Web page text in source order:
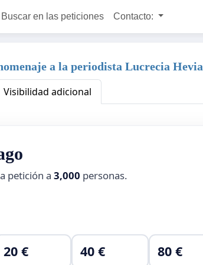
Buscar en las peticiones Contacto:
a la periodista Lucrecia Hevia
Visibilidad adicional
petición a 3,000 personas.
20 € 40 € 80 €